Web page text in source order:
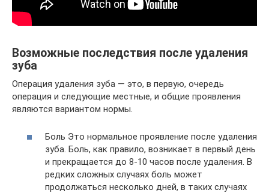
Возможные последствия после удаления
зуба
Операция удаления зуба — это, в первую, очередь
операция и следующие местные, и общие проявления
являются вариантом нормы.
Боль Это нормальное проявление после удаления
зуба. Боль, как правило, возникает в первый день
и прекращается до 8-10 часов после удаления. В
редких сложных случаях боль может
продолжаться несколько дней, в таких случаях